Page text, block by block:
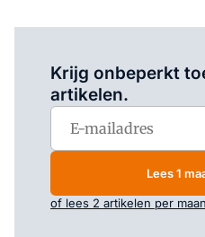
Krijg onbeperkt
artikelen.
Lees 1
of lees 2 artikelen per